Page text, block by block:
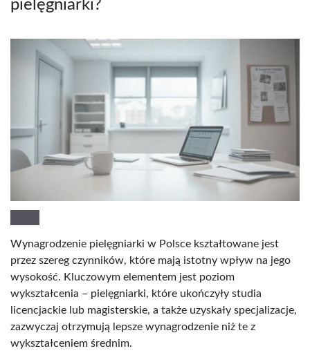
pielęgniarki?
Wynagrodzenie pielęgniarki w Polsce kształtowane jest
przez szereg czynników, które mają istotny wpływ na jego
wysokość. Kluczowym elementem jest poziom
wykształcenia – pielęgniarki, które ukończyły studia
licencjackie lub magisterskie, a także uzyskały specjalizacje,
zazwyczaj otrzymują lepsze wynagrodzenie niż te z
wykształceniem średnim.